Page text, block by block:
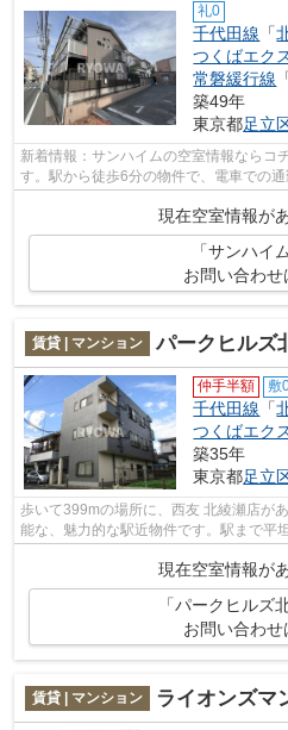
礼0
千代田線 「
つくばエク
常磐緩行線
築49年
東京都足立
新着情報：サンハイムの空室情報ならコ
す。駅から徒歩6分の物件で、電車での
坦な場所で移動もラクな物件です。千代
現在空室情報が
「サンハイ
お問い合わせ
賃貸 | マンション パークヒルズ
仲手半額 敷
千代田線 「
つくばエク
築35年
東京都足立
歩いて399mの場所に、西友 北綾瀬店が
能な、魅力的な駅近物件です。駅まで平
現在空室情報が
「パークヒルズ
お問い合わせ
賃貸 | マンション ライオンズマン